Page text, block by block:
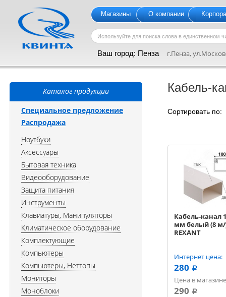
Магазины О компании
Ваш город: Пенза г.Пенза,
Кабель-
Сортировать
Кабель-канал
мм белый (8 м/
REXANT
Интернет цена:
280 a
Цена в
290 a
Каталог продукции
Специальное предложение
Распродажа
Ноутбуки
Аксессуары
Бытовая техника
Видеооборудование
Защита питания
Инструменты
Клавиатуры, Манипуляторы
Климатическое оборудование
Комплектующие
Компьютеры
Компьютеры, Неттопы
Мониторы
Моноблоки